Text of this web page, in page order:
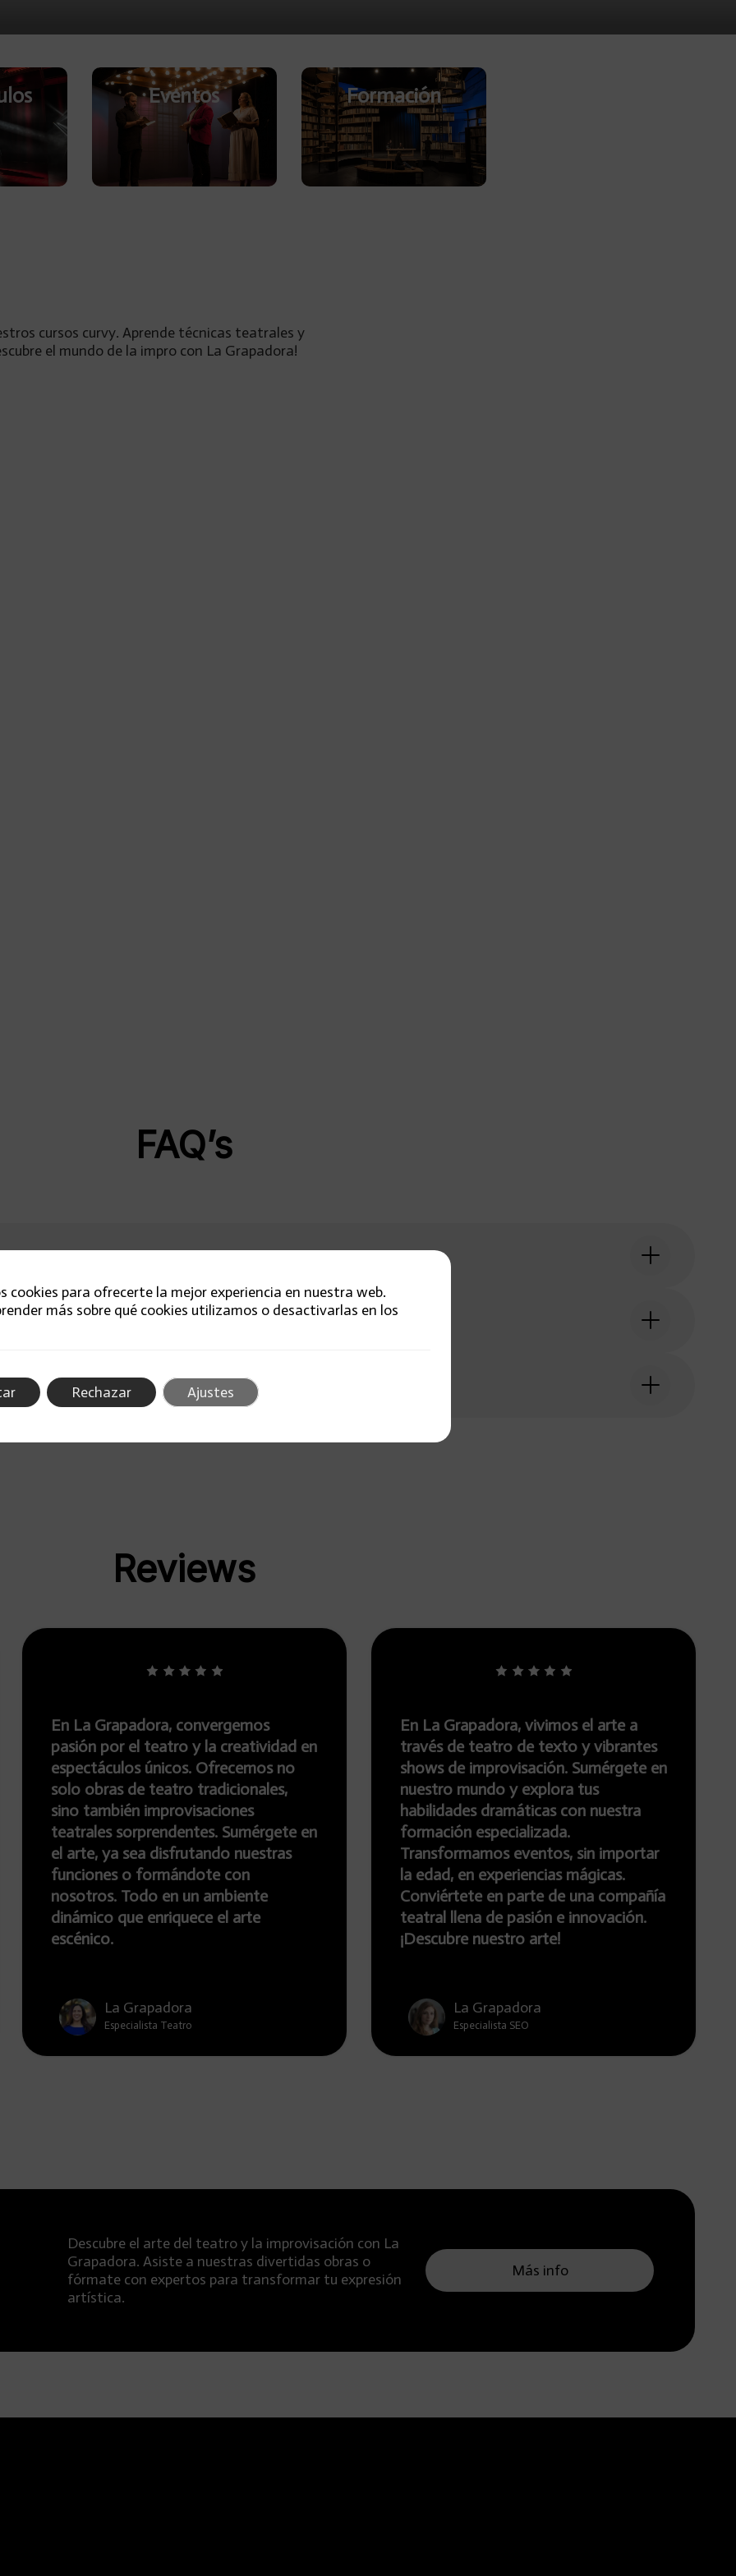
Eventos Formación
cursos curvy. Aprende técnicas teatrales y
el mundo de la impro con La Grapadora!
FAQ’s
Reviews
convergemos
el teatro y la creatividad en
únicos. Ofrecemos no
de teatro tradicionales,
improvisaciones
Sumérgete en
disfrutando nuestras
formándote con
en un ambiente
enriquece el arte
Grapadora
Teatro
En La Grapadora, vivimos el arte a
través de teatro de texto y vibrantes
shows de improvisación. Sumérgete en
nuestro mundo y explora tus
habilidades dramáticas con nuestra
formación especializada.
Transformamos eventos, sin importar
la edad, en experiencias mágicas.
Conviértete en parte de una compañía
teatral llena de pasión e innovación.
¡Descubre nuestro arte!
La Grapadora
En La
tradición y
teatro.
únicos.
ambientamos
escena y
nosotros!
Descubre el arte del teatro y la improvisación con La
Grapadora. Asiste a nuestras divertidas obras o
fórmate con expertos para transformar tu expresión
artística.
Más info
cookies para ofrecerte la mejor experiencia en nuestra web.
más sobre qué cookies utilizamos o desactivarlas en los
Rechazar Ajustes